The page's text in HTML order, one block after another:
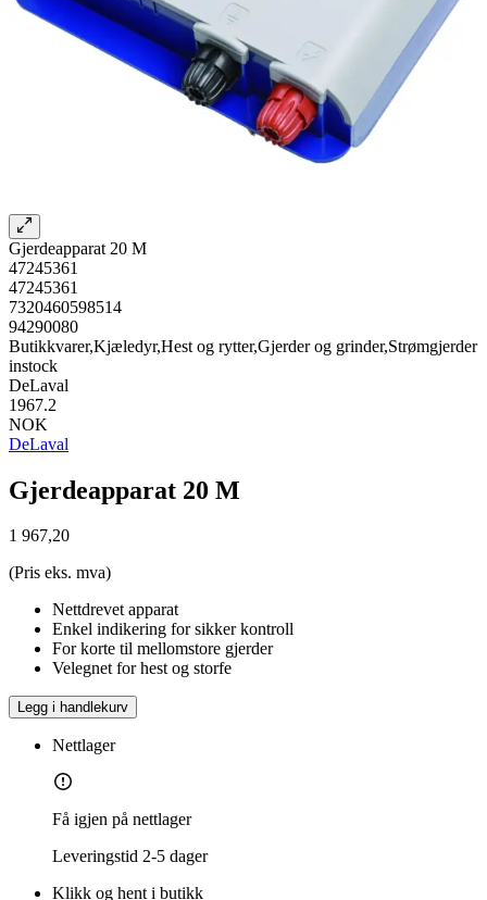
Gjerdeapparat 20 M
47245361
47245361
7320460598514
94290080
Butikkvarer,Kjæledyr,Hest og rytter,Gjerder og grinder,Strømgjerder
instock
DeLaval
1967.2
NOK
DeLaval
Gjerdeapparat 20 M
1 967,20
(Pris eks. mva)
Nettdrevet apparat
Enkel indikering for sikker kontroll
For korte til mellomstore gjerder
Velegnet for hest og storfe
Legg i handlekurv
Nettlager
Få igjen på nettlager
Leveringstid 2-5 dager
Klikk og hent i butikk